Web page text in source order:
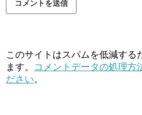
このサイトはスパムを低減する
ます。
コメントデータの処理方
ださい。